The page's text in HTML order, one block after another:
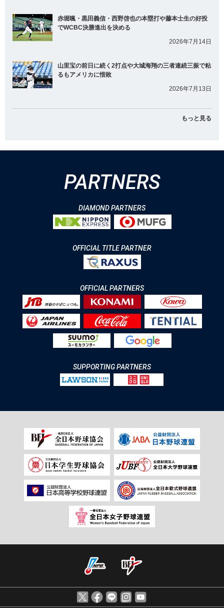
赤堀颯・黒田義信・西野啓也の本塁打や藤本士生の好投
でWCBC決勝進出を決める
2026年7月14日
山里宝の前日に続く2打点や大城海翔の三者連続三振で粘
るもアメリカに惜敗
2026年7月13日
もっと見る
PARTNERS
DIAMOND PARTNERS
OFFICIAL TITLE PARTNER
OFFICIAL PARTNERS
SUPPORTING PARTNERS